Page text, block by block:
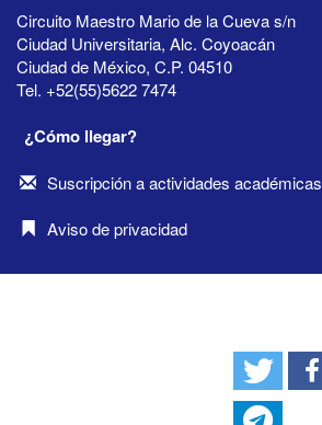
Circuito Maestro Mario de la Cueva s/n
Ciudad Universitaria, Alc. Coyoacán
Ciudad de México, C.P. 04510
Tel. +52(55)5622 7474
¿Cómo llegar?
Suscripción a actividades académicas
Aviso de privacidad